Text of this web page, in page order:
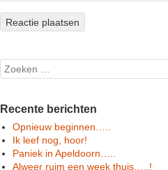
Search
Recente berichten
Opnieuw beginnen…..
Ik leef nog, hoor!
Paniek in Apeldoorn…..
Alweer ruim een week thuis…..!